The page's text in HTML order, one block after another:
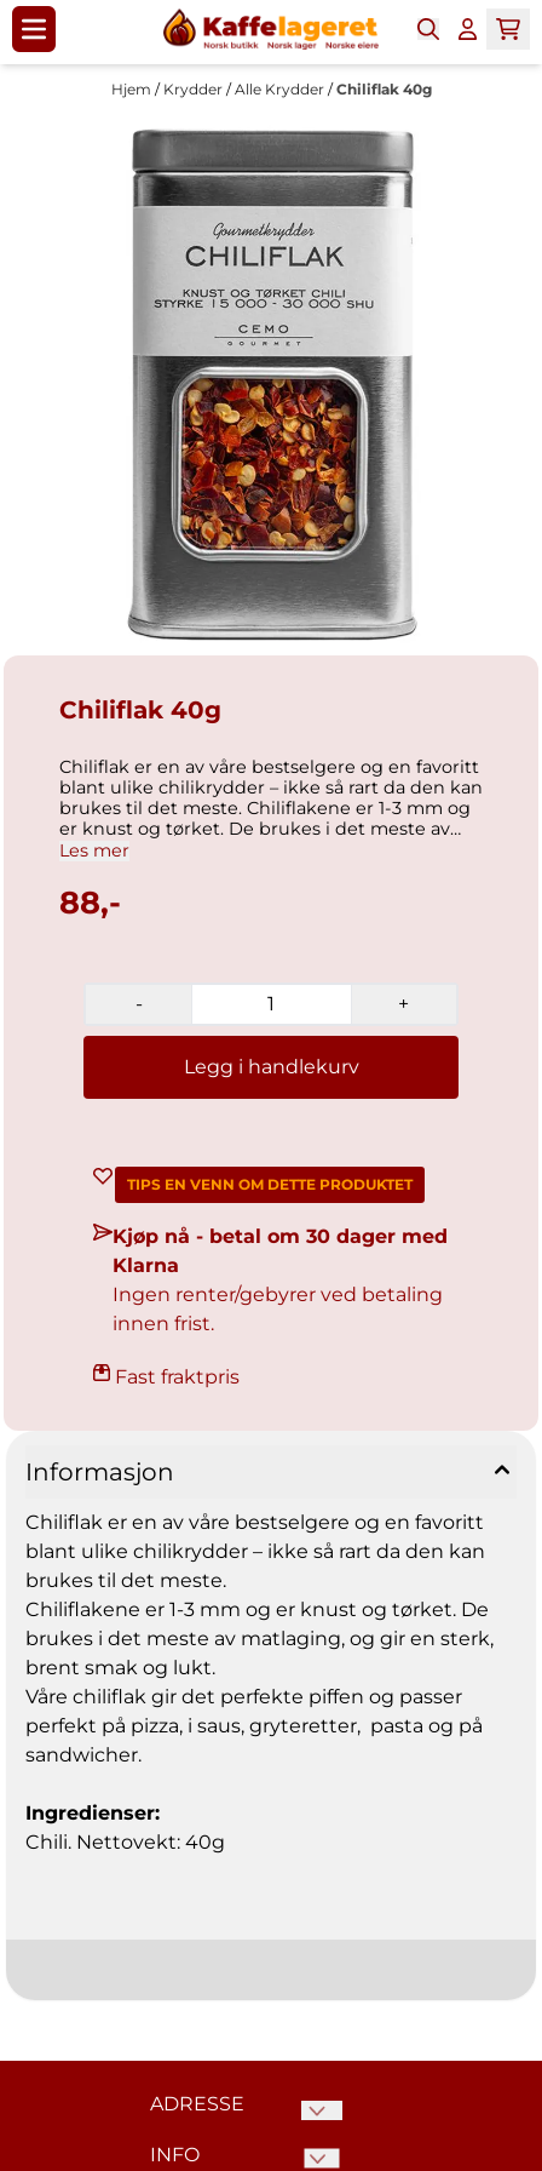
Hopp til innhold
Hjem / Krydder /Alle Krydder /Chiliflak 40g
Chiliflak 40g
Chiliflak er en av våre bestselgere og en favoritt
blant ulike chilikrydder – ikke så rart da den kan
brukes til det meste. Chiliflakene er 1-3 mm og
er knust og tørket. De brukes i det meste av
matlaging, og gir en sterk, brent smak og lukt.
perfekt på pizza, i saus, gryteretter, pasta og på
Les mer
88,-
- +
Legg i handlekurv
TIPS EN VENN OM DETTE PRODUKTET
Kjøp nå - betal om 30 dager med
Klarna
Ingen renter/gebyrer ved betaling
innen frist.
Fast fraktpris
Informasjon
Chiliflak er en av våre bestselgere og en favoritt
blant ulike chilikrydder – ikke så rart da den kan
brukes til det meste.
Chiliflakene er 1-3 mm og er knust og tørket. De
brukes i det meste av matlaging, og gir en sterk,
brent smak og lukt.
Våre chiliflak gir det perfekte piffen og passer
perfekt på pizza, i saus, gryteretter, pasta og på
sandwicher.
Ingredienser:
Chili. Nettovekt: 40g
ADRESSE
Kaffelageret.no c/o Norske
INFO